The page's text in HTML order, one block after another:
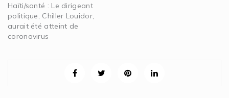
Haïti/santé : Le dirigeant
politique, Chiller Louidor,
aurait été atteint de
coronavirus